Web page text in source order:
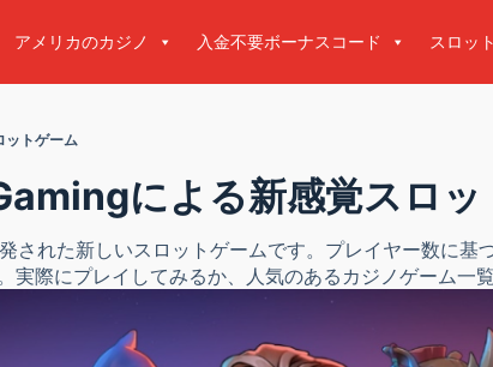
アメリカのカジノ 入金不要ボーナスコード スロット
ットゲーム
による新感覚スロッ
れた新しいスロットゲームです。プレイヤー数に基
際にプレイしてみるか、人気のあるカジノゲーム一